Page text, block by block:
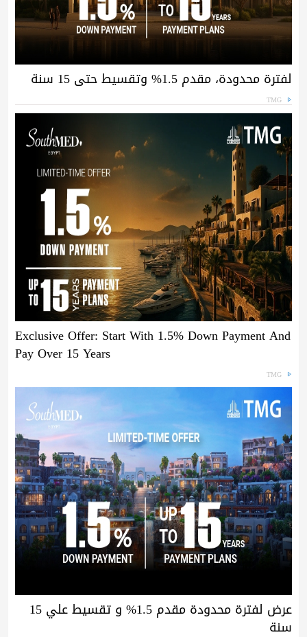
لفترة محدودة، مقدم 1.5% وتقسيط حتى 15 سنة
TMG
Exclusive Offer: Start With 1.5% Down Payment And
Pay Over 15 Years
TMG
عرض لفترة محدودة مقدم 1.5% و تقسيط علي 15
سنة